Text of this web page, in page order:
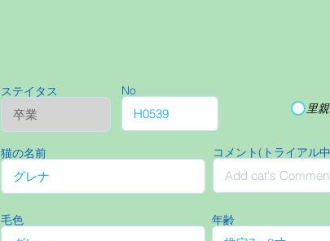
ステイタス No
里
猫の名前 コメント(トライアル
毛色 年齢